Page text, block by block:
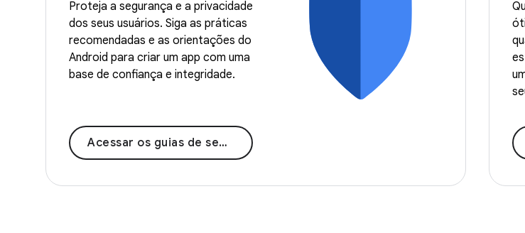
Proteja a segurança e a privacidade
dos seus usuários. Siga as práticas
recomendadas e as orientações do
Android para criar um app com uma
base de confiança e integridade.
Acessar os guias de segurança